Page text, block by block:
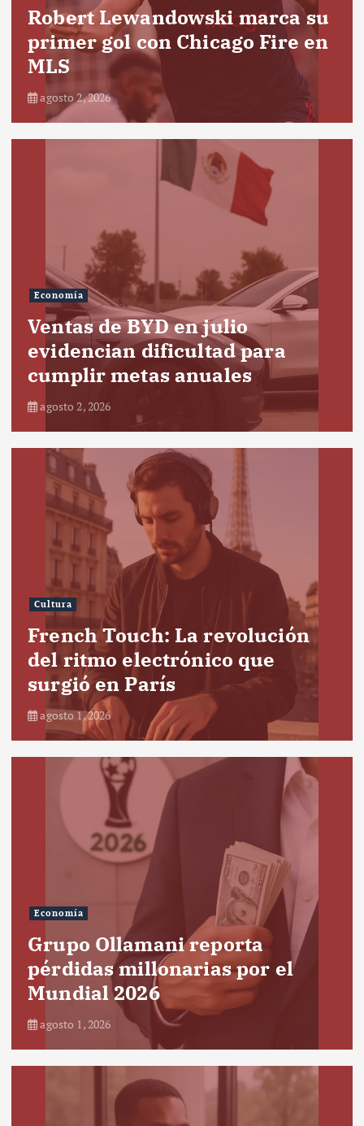
Robert Lewandowski marca su
primer gol con Chicago Fire en
MLS
agosto 2, 2026
Economía
Ventas de BYD en julio
evidencian dificultad para
cumplir metas anuales
agosto 2, 2026
Cultura
French Touch: La revolución
del ritmo electrónico que
surgió en París
agosto 1, 2026
Economía
Grupo Ollamani reporta
pérdidas millonarias por el
Mundial 2026
agosto 1, 2026